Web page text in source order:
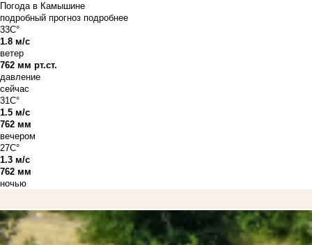
Погода в Камышине
подробный прогноз подробнее
33C°
1.8 м/с
ветер
762 мм рт.ст.
давление
сейчас
31C°
1.5 м/с
762 мм
вечером
27C°
1.3 м/с
762 мм
ночью